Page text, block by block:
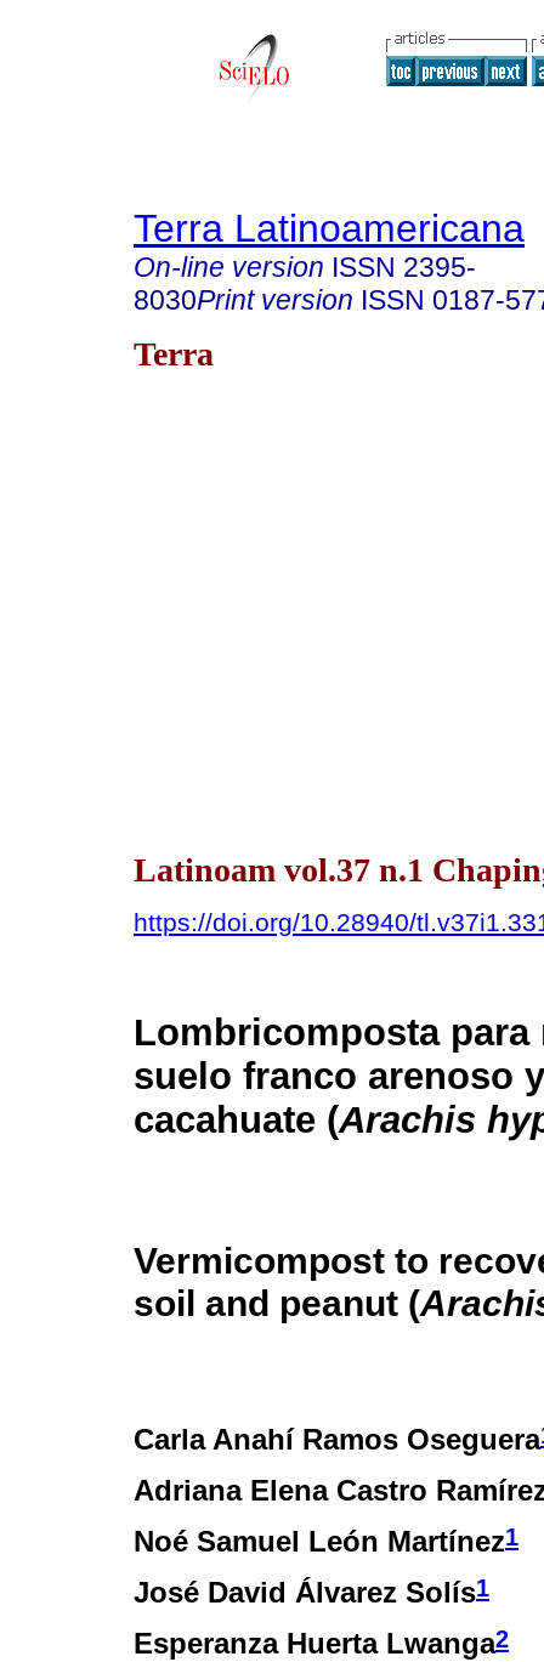
Terra Latinoamericana
On-line version ISSN 2395-
8030Print version ISSN 0187-
Terra
Latinoam vol.37 n.1
https://doi.org/10.28940/
Lombricomposta
suelo franco arenoso
cacahuate (Arachis
Vermicompost to
soil and peanut (
Carla Anahí Ramos Oseguera
Adriana Elena Castro
Noé Samuel León Martínez1
José David Álvarez Solís1
Esperanza Huerta Lwanga2